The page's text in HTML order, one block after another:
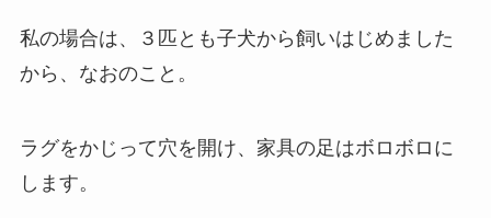
私の場合は、３匹とも子犬から飼いはじめました
から、なおのこと。
ラグをかじって穴を開け、家具の足はボロボロに
します。